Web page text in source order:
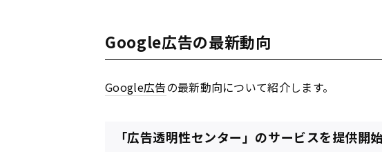
Google広告の最新動向
Google広告の最新動向について紹介します。
「広告透明性センター」のサービスを提供開始